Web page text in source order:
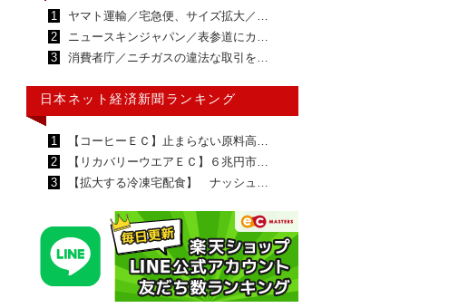
1
ヤマト運輸／宅急便、サイズ拡大／…
2
ニュースキンジャパン／表参道にカ…
3
消費者庁／ニチガスの違法な取引を…
日本ネット経済新聞ランキング
1
【コーヒーＥＣ】止まらない原料高…
2
【リカバリーウエアＥＣ】６兆円市…
3
【拡大する冷凍宅配食】 ナッシュ…